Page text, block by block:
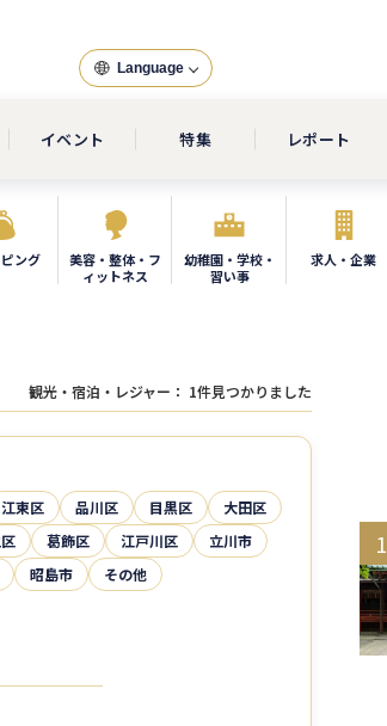
Language
イベント 特集 レポート
ング
美容・整体・フ
ィットネス
幼稚園・学校・
習い事
求人・企業
観光・宿泊・レジャー ： 1件見つかりました
江東区 品川区 目黒区
大田区
葛飾区 江戸川区
立川市
昭島市 その他
1